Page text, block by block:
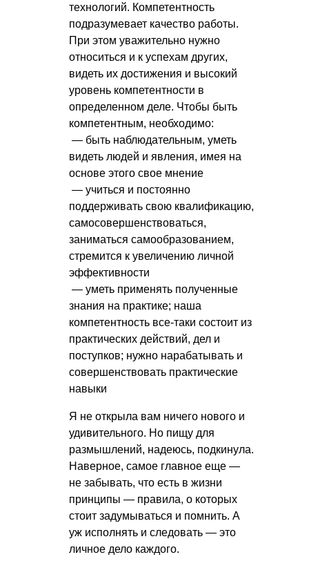
технологий. Компетентность
подразумевает качество работы.
При этом уважительно нужно
относиться и к успехам других,
видеть их достижения и высокий
уровень компетентности в
определенном деле. Чтобы быть
компетентным, необходимо:
— быть наблюдательным, уметь
видеть людей и явления, имея на
основе этого свое мнение
— учиться и постоянно
поддерживать свою квалификацию,
самосовершенствоваться,
заниматься самообразованием,
стремится к увеличению личной
эффективности
— уметь применять полученные
знания на практике; наша
компетентность все-таки состоит из
практических действий, дел и
поступков; нужно нарабатывать и
совершенствовать практические
навыки
Я не открыла вам ничего нового и
удивительного. Но пищу для
размышлений, надеюсь, подкинула.
Наверное, самое главное еще —
не забывать, что есть в жизни
принципы — правила, о которых
стоит задумываться и помнить. А
уж исполнять и следовать — это
личное дело каждого.